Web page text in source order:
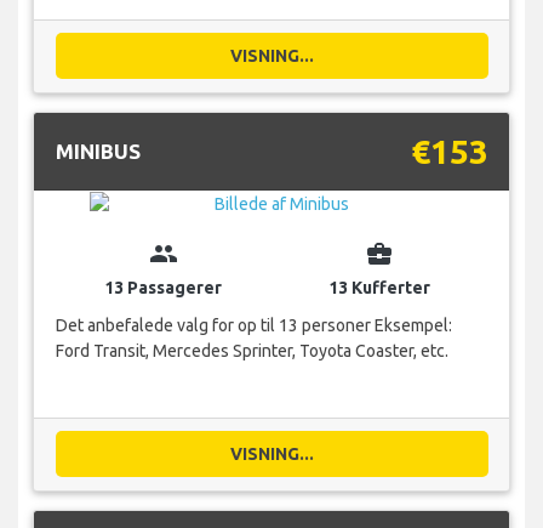
VISNING...
MINIBUS €153
group
13 Passagerer
business_center
13 Kufferter
Det anbefalede valg for op til 13 personer Eksempel:
Ford Transit, Mercedes Sprinter, Toyota Coaster, etc.
VISNING...